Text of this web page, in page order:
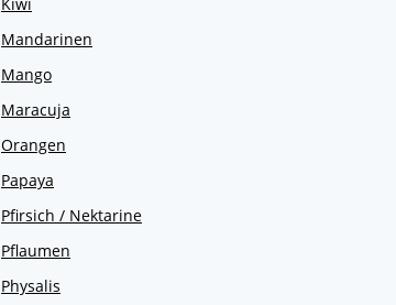
Mandarinen
Mango
Maracuja
Orangen
Papaya
Pfirsich / Nektarine
Pflaumen
Physalis